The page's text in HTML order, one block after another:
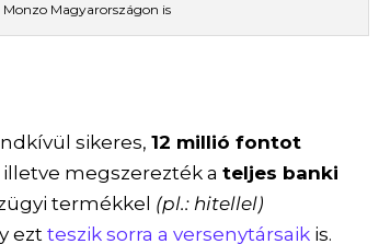
Monzo Magyarországon is
sikeres,12 millió fontot
illetve megszerezték ateljes banki
termékkel (pl.: hitellel)
eztteszik sorra a versenytársaik is.